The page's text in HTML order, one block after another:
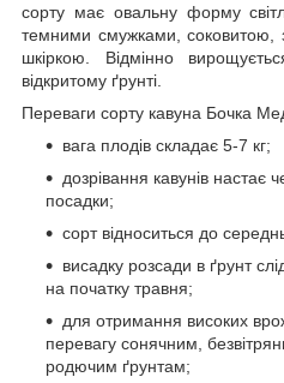
сорту має овальну форму
темними смужками, соковитою,
шкіркою. Відмінно
відкритому ґрунті.
Переваги сорту кавуна Бочка
вага плодів складає 5-7 кг;
дозрівання кавунів настає
посадки;
сорт відноситься до
висадку розсади в ґрунт
на початку травня;
для отримання високих
перевагу сонячним,
родючим ґрунтам;